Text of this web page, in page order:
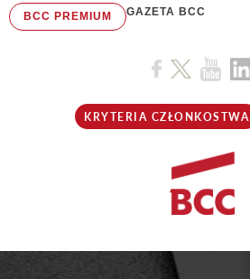
BCC PREMIUM GAZETA BCC
KRYTERIA CZŁONKOSTWA